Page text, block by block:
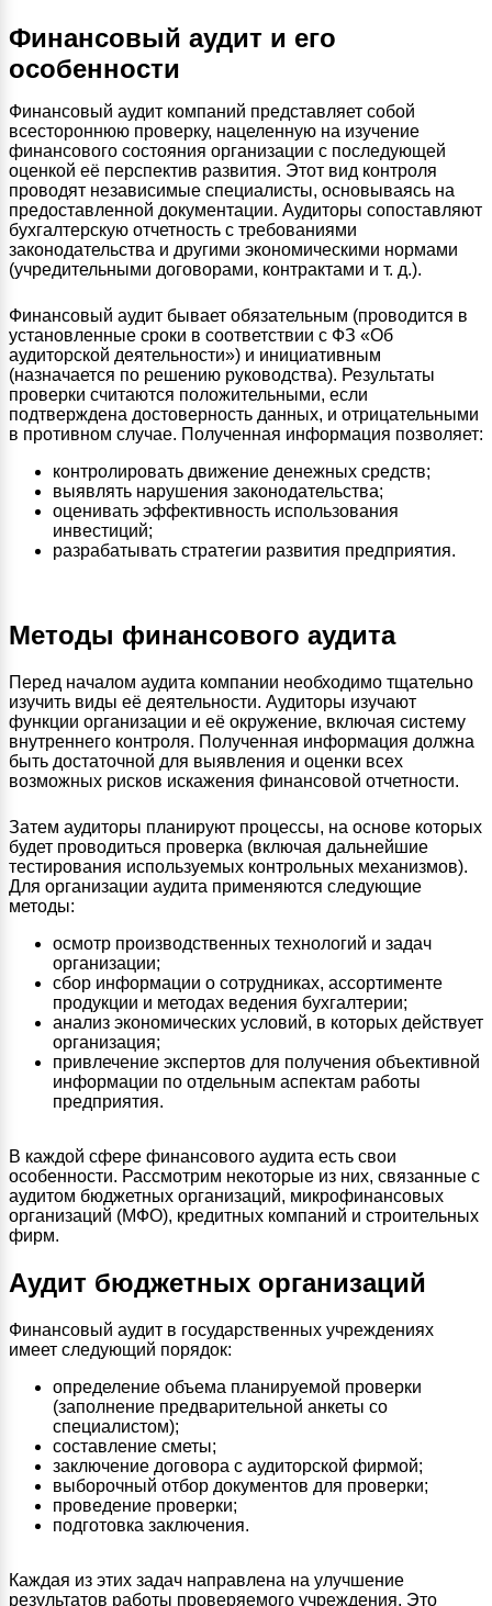
Финансовый аудит и его
особенности
Финансовый аудит компаний представляет собой
всестороннюю проверку, нацеленную на изучение
финансового состояния организации с последующей
оценкой её перспектив развития. Этот вид контроля
проводят независимые специалисты, основываясь на
предоставленной документации. Аудиторы сопоставляют
бухгалтерскую отчетность с требованиями
законодательства и другими экономическими нормами
(учредительными договорами, контрактами и т. д.).
Финансовый аудит бывает обязательным (проводится в
установленные сроки в соответствии с ФЗ «Об
аудиторской деятельности») и инициативным
(назначается по решению руководства). Результаты
проверки считаются положительными, если
подтверждена достоверность данных, и отрицательными
в противном случае. Полученная информация позволяет:
контролировать движение денежных средств;
выявлять нарушения законодательства;
оценивать эффективность использования
инвестиций;
разрабатывать стратегии развития предприятия.
Методы финансового аудита
Перед началом аудита компании необходимо тщательно
изучить виды её деятельности. Аудиторы изучают
функции организации и её окружение, включая систему
внутреннего контроля. Полученная информация должна
быть достаточной для выявления и оценки всех
возможных рисков искажения финансовой отчетности.
Затем аудиторы планируют процессы, на основе которых
будет проводиться проверка (включая дальнейшие
тестирования используемых контрольных механизмов).
Для организации аудита применяются следующие
методы:
осмотр производственных технологий и задач
организации;
сбор информации о сотрудниках, ассортименте
продукции и методах ведения бухгалтерии;
анализ экономических условий, в которых действует
организация;
привлечение экспертов для получения объективной
информации по отдельным аспектам работы
предприятия.
В каждой сфере финансового аудита есть свои
особенности. Рассмотрим некоторые из них, связанные с
аудитом бюджетных организаций, микрофинансовых
организаций (МФО), кредитных компаний и строительных
фирм.
Аудит бюджетных организаций
Финансовый аудит в государственных учреждениях
имеет следующий порядок:
определение объема планируемой проверки
(заполнение предварительной анкеты со
специалистом);
составление сметы;
заключение договора с аудиторской фирмой;
выборочный отбор документов для проверки;
проведение проверки;
подготовка заключения.
Каждая из этих задач направлена на улучшение
результатов работы проверяемого учреждения. Это